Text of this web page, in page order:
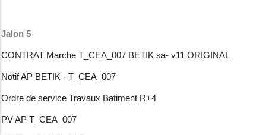
Jalon 5
CONTRAT Marche T_CEA_007 BETIK sa- v11 ORIGINAL
Notif AP BETIK - T_CEA_007
Ordre de service Travaux Batiment R+4
PV AP T_CEA_007